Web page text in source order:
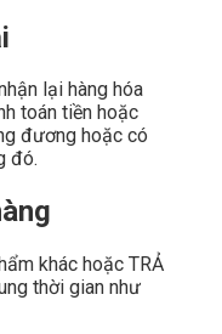
lại hàng hóa
toán tiền hoặc
đương hoặc có
đó.
khác hoặc TRẢ
thời gian như